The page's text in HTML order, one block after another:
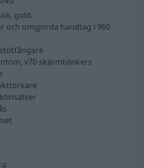
guld.
och omgjorda handtag i 960
v70 skärmblinkers